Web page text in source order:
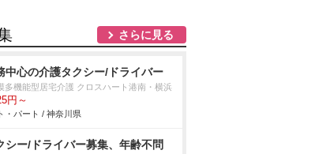
さらに見る
中心の介護タクシー/ドライバー
多機能型居宅介護 クロスハート港南・横浜
円～
・パート / 神奈川県
シー/ドライバー募集、年齢不問